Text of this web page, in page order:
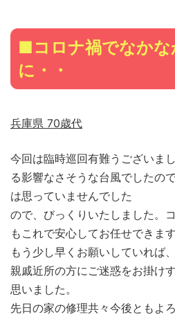
■コロナ禍でなかな
に・・
兵庫県 70歳代
今回は臨時巡回有難うございま
る影響なさそうな台風でしたの
は思っていませんでした
ので、びっくりいたしました。
もこれで安心してお任せできます
もう少し早くお願いしていれば
親戚近所の方にご迷惑をお掛け
思いました。
先日の家の修理共々今後ともよ